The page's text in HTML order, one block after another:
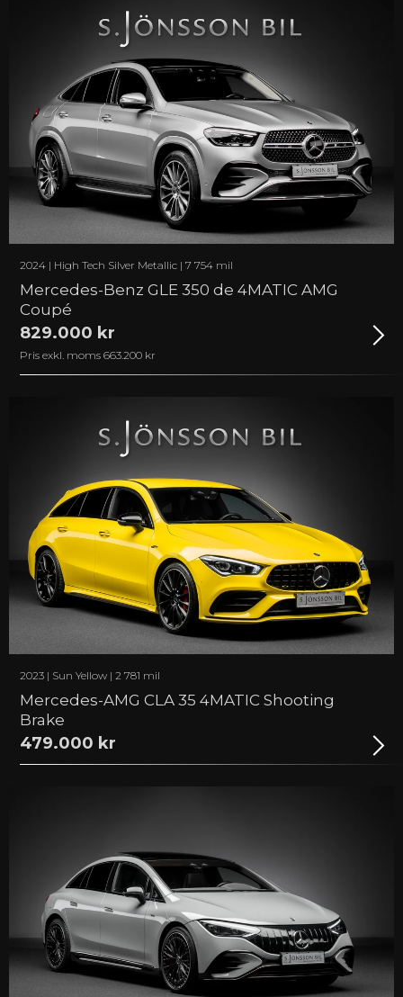
2024 | High Tech Silver Metallic | 7 754 mil
Mercedes-Benz GLE 350 de 4MATIC AMG
Coupé
829.000 kr
Pris exkl. moms 663.200 kr
2023 | Sun Yellow | 2 781 mil
Mercedes-AMG CLA 35 4MATIC Shooting
Brake
479.000 kr